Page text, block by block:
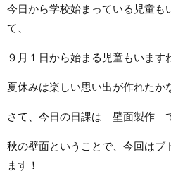
今日から学校始まっている児童も
て、
９月１日から始まる児童もいます
夏休みは楽しい思い出が作れたか
さて、今日の日課は 壁面製作 で
秋の壁面ということで、今回はブ
ます！